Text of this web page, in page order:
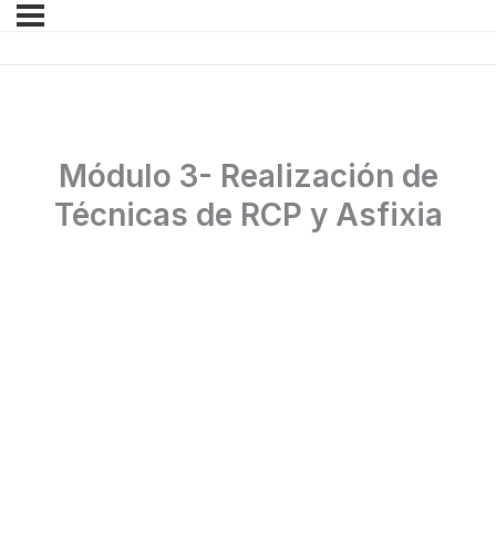
Módulo 3- Realización de
Técnicas de RCP y Asfixia